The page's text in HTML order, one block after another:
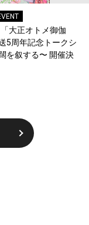
大正オトメ御伽
5周年記念トークシ
を叙する〜 開催決